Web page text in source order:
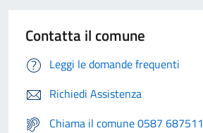
Contatta il comune
Leggi le domande frequenti
Richiedi Assistenza
Chiama il comune 0587 687511